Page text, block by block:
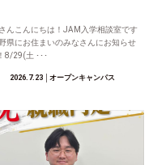
んこんにちは！JAM入学相談室です
県にお住まいのみなさんにお知らせ
8/29(土 ･･･
2026.7.23 │オープンキャンパス